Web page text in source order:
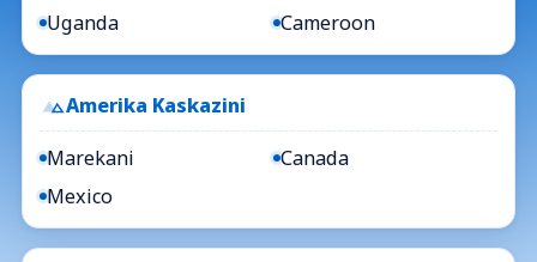
Uganda
Cameroon
Amerika Kaskazini
Marekani
Canada
Mexico